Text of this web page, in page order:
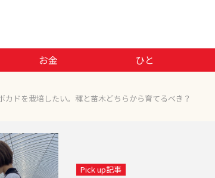
お金 ひと
カドを栽培したい。種と苗木どちらから育てるべき？
Pick up記事